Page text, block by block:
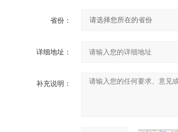
省份：
详细地址：
补充说明：